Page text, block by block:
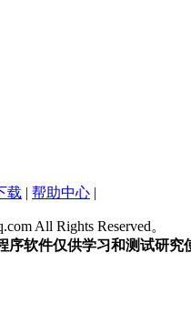
载 | 帮助中心 |
All Rights Reserved。
序软件仅供学习和测试研